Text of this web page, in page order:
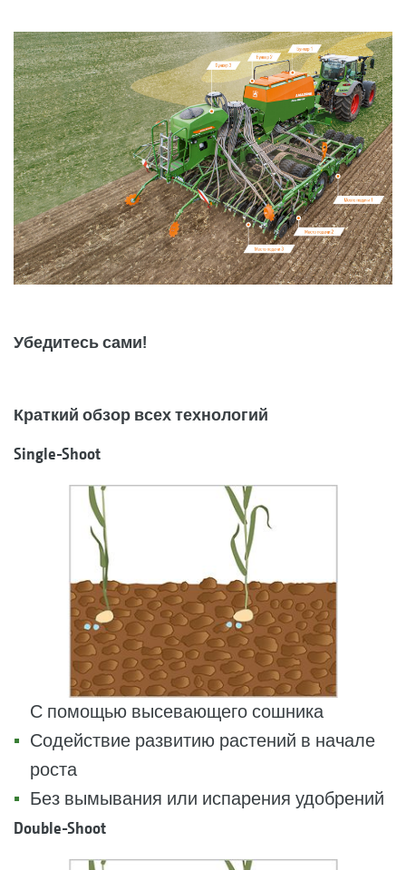
Убедитесь сами!
Краткий обзор всех технологий
Single-Shoot
С помощью высевающего сошника
Содействие развитию растений в начале
роста
Без вымывания или испарения удобрений
Double-Shoot